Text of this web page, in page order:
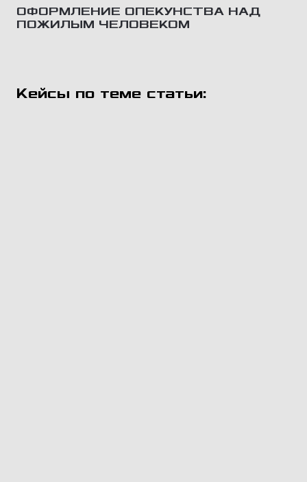
ОФОРМЛЕНИЕ ОПЕКУНСТВА НАД
ПОЖИЛЫМ ЧЕЛОВЕКОМ
Кейсы по теме статьи: